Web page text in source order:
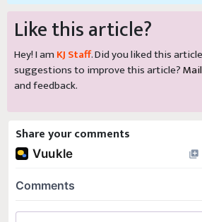
Like this article?
Hey! I am KJ Staff. Did you liked this
suggestions to improve this article?Mail
and feedback.
Share your comments